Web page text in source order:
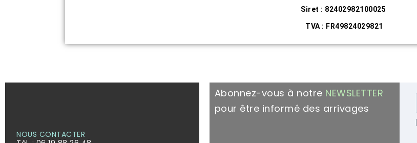
Siret : 82402982100025
TVA : FR49824029821
NOUS CONTACTER
Abonnez-vous à notre NEWSLETTER
pour être informé des arrivages